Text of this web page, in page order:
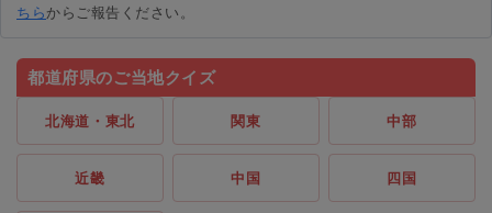
ちらからご報告ください。
都道府県のご当地クイズ
北海道・東北 関東 中部
近畿 中国 四国